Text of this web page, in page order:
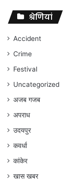
संघर्ष
जारी
रहेगा
अंकित
गौरहा
श्रेणियां
Accident
Crime
Festival
Uncategorized
अजब गजब
अपराध
उदयपुर
कवर्धा
कांकेर
खास खबर